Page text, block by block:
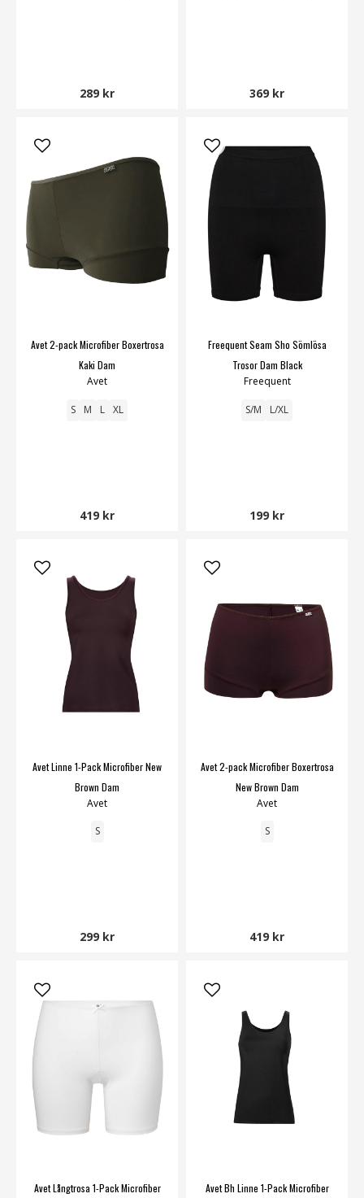
289 kr 369 kr
Avet 2-pack Microfiber Boxertrosa
Kaki Dam
Avet
S M L XL
419 kr
Freequent Seam Sho Sömlösa
Trosor Dam Black
Freequent
S/M L/XL
199 kr
Avet Linne 1-Pack Microfiber New
Brown Dam
Avet
S
299 kr
Avet 2-pack Microfiber Boxertrosa
New Brown Dam
Avet
S
419 kr
Avet Långtrosa 1-Pack Microfiber Avet Bh Linne 1-Pack Microfiber